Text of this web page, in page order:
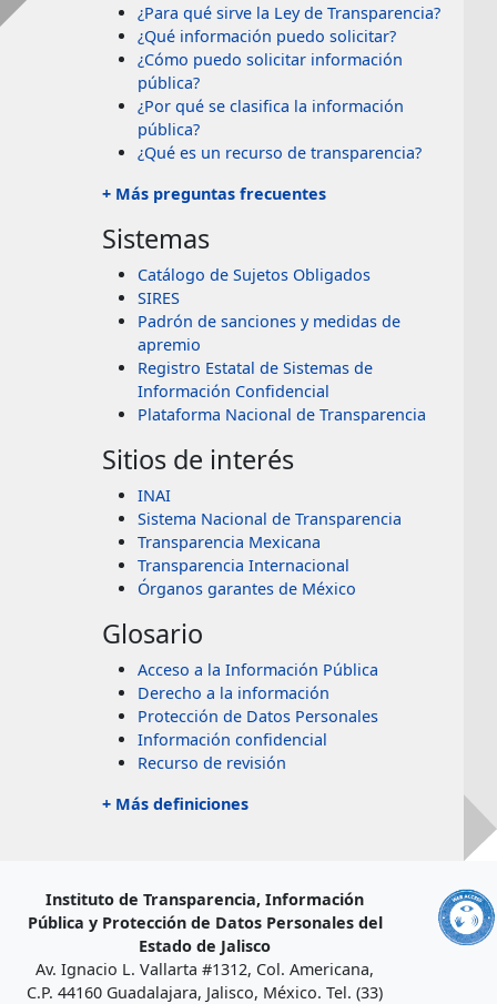
¿Para qué sirve la Ley de Transparencia?
¿Qué información puedo solicitar?
¿Cómo puedo solicitar información
pública?
¿Por qué se clasifica la información
pública?
¿Qué es un recurso de transparencia?
+ Más preguntas frecuentes
Sistemas
Catálogo de Sujetos Obligados
SIRES
Padrón de sanciones y medidas de
apremio
Registro Estatal de Sistemas de
Información Confidencial
Plataforma Nacional de Transparencia
Sitios de interés
INAI
Sistema Nacional de Transparencia
Transparencia Mexicana
Transparencia Internacional
Órganos garantes de México
Glosario
Acceso a la Información Pública
Derecho a la información
Protección de Datos Personales
Información confidencial
Recurso de revisión
+ Más definiciones
Instituto de Transparencia, Información
Pública y Protección de Datos Personales del
Estado de Jalisco
Av. Ignacio L. Vallarta #1312, Col. Americana,
C.P. 44160 Guadalajara, Jalisco, México. Tel. (33)